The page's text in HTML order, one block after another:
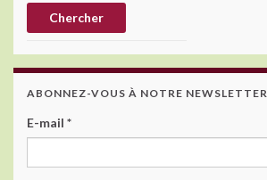
ABONNEZ-VOUS À NOTRE NEWSLETTER
E-mail *